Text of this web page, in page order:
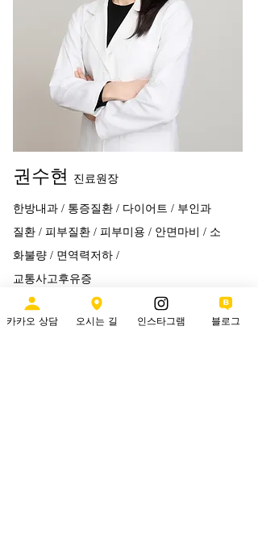
권수현 진료원장
한방내과 / 통증질환 / 다이어트 / 부인과
질환 / 피부질환 / 피부미용 / 안면마비 / 소
화불량 / 면역력저하 /
교통사고후유증
현) 으랏차차한의원 진료원장
카카오 상담 오시는 길 인스타그램 블로그